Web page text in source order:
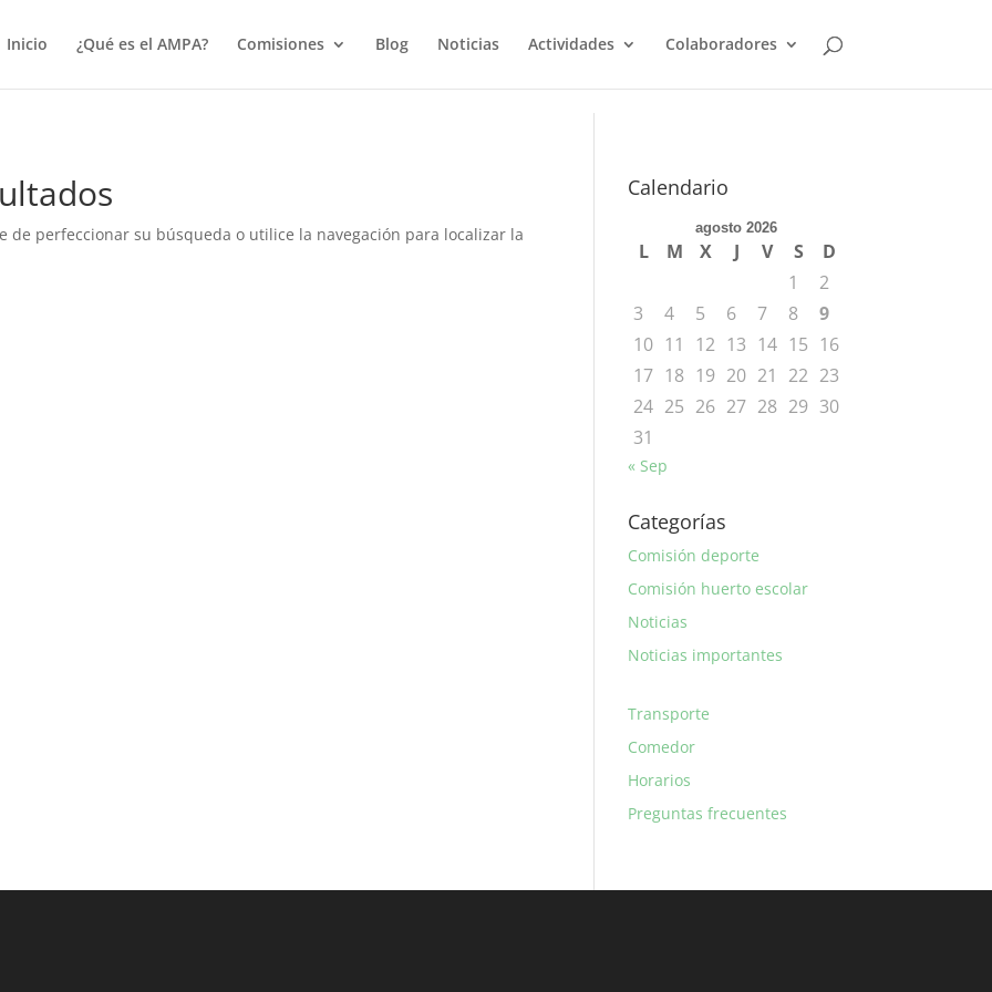
Inicio
¿Qué es el AMPA? Comisiones Blog Noticias Actividades Colaboradores
de perfeccionar su búsqueda o utilice la navegación para localizar la
Calendario
agosto 2026
L M X J V S
D
1
2
3
4 5 6 7 8
9
10 11 12 13 14 15 16
17 18 19 20 21 22 23
24 25 26 27 28 29 30
31
« Sep
Categorías
Comisión deporte
Comisión huerto escolar
Noticias
Noticias importantes
Transporte
Comedor
Horarios
Preguntas frecuentes